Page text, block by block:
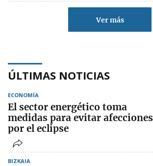
Ver más
ÚLTIMAS NOTICIAS
ECONOMÍA
El sector energético toma
medidas para evitar afecciones
por el eclipse
BIZKAIA